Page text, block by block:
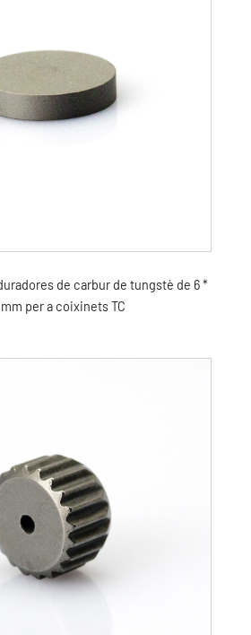
de carbur de tungstè de 6 *
mm per a coixinets TC